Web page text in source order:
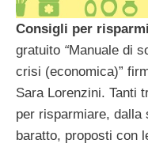
Consigli per
gratuito “Manuale di
crisi (economica)”
Sara Lorenzini. Tanti
per risparmiare, dalla
baratto, proposti con